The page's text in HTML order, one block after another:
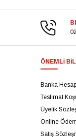
ÖNEMLI
Banka
Teslimat
Üyelik
Online
Satış